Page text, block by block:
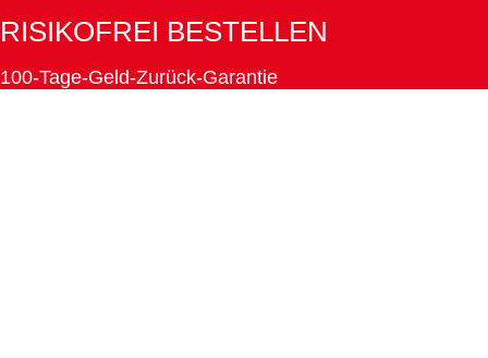
RISIKOFREI BESTELLEN
100-Tage-Geld-Zurück-Garantie